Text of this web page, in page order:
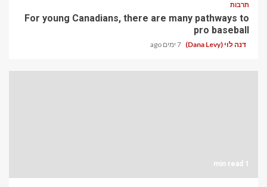
תרבות
For young Canadians, there are many pathways to
pro baseball
דנה לוי (Dana Levy) 7 ימים ago
1 min read